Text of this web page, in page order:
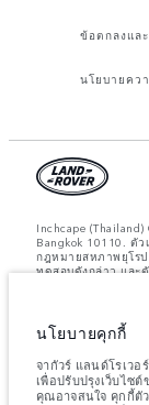
ข้อตกลงและ
นโยบายคว
Inchcape (Thailand)
Bangkok 10110. ตั
กฎหมายสหภาพยุโร
ทดสอบดังกล่าว และ
หมายเหตุสำคัญเกี่ยว
โลกกำลังส่งผลกระ
เลือก และกำหนดเว
เปลี่ยนแปลง และด้ว
ข้อกำหนดคุณลักษณะ
นโยบายคุกกี้
จากัวร์ แลนด์โรเว
เพื่อปรับปรุงเว็บไซ
คุณอาจสนใจ คุกกี้ตั